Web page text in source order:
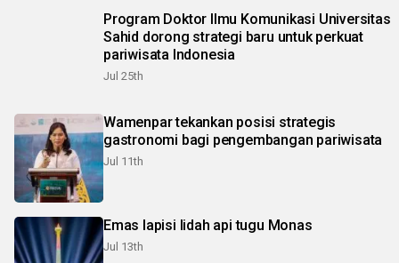
Program Doktor Ilmu Komunikasi Universitas
Sahid dorong strategi baru untuk perkuat
pariwisata Indonesia
Jul 25th
Wamenpar tekankan posisi strategis
gastronomi bagi pengembangan pariwisata
Jul 11th
Emas lapisi lidah api tugu Monas
Jul 13th